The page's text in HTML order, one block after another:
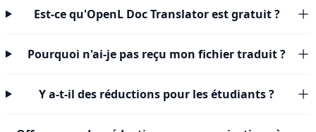
Est-ce qu'OpenL Doc Translator est gratuit ?
Pourquoi n'ai-je pas reçu mon fichier traduit ?
Y a-t-il des réductions pour les étudiants ?